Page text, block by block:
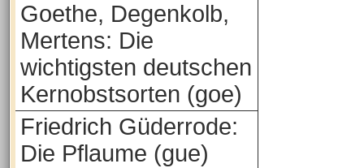
Goethe, Degenkolb,
Mertens: Die
wichtigsten deutschen
Kernobstsorten (goe)
Friedrich Güderrode:
Die Pflaume (gue)